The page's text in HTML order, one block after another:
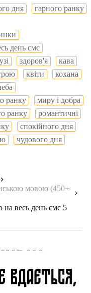
дня
гарного ранку
день смс
здоров'я
кава
квіти
кохана
ранку
миру і добра
ранку
романтичні
спокійного дня
чудового дня
мовою (450+
на весь день смс 5